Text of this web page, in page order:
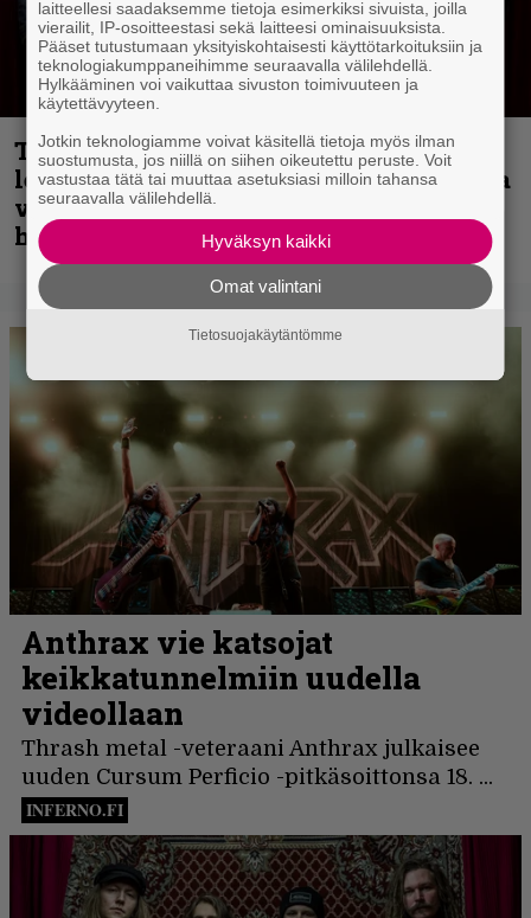
Thrash ’n’ roll -yhtye Madred ryydittää
levyjulkaisua keikkareissulla kuvatulla
videolla – ”Oltiin pakussa kusihädässä
helvetin väsyneenä…”
laitteellesi saadaksemme tietoja esimerkiksi sivuista, joilla
vierailit, IP-osoitteestasi sekä laitteesi ominaisuuksista.
Pääset tutustumaan yksityiskohtaisesti käyttötarkoituksiin ja
teknologiakumppaneihimme seuraavalla välilehdellä.
Hylkääminen voi vaikuttaa sivuston toimivuuteen ja
käytettävyyteen.
Jotkin teknologiamme voivat käsitellä tietoja myös ilman
suostumusta, jos niillä on siihen oikeutettu peruste. Voit
vastustaa tätä tai muuttaa asetuksiasi milloin tahansa
seuraavalla välilehdellä.
Hyväksyn kaikki
Omat valintani
Tietosuojakäytäntömme